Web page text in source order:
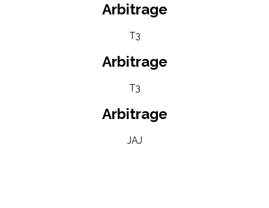
Arbitrage
T3
Arbitrage
T3
Arbitrage
JAJ